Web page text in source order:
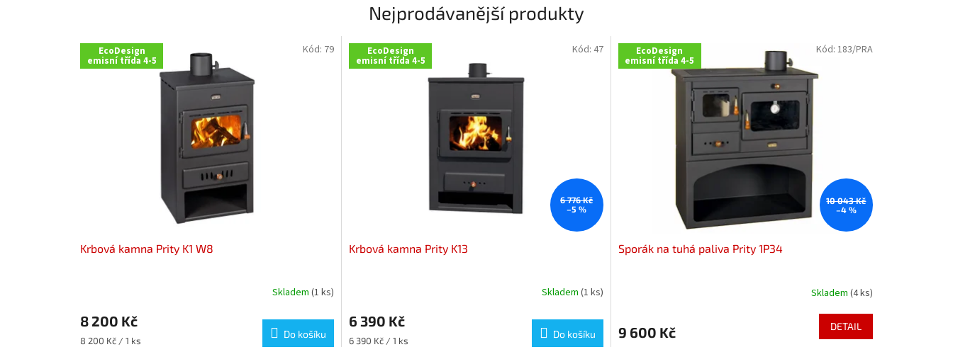
Nejprodávanější produkty
EcoDesign
emisní třída 4-5
Krbová kamna Prity K1 W8
Skladem(1 ks)
8 200 Kč
Měrná
8 200 Kč / 1 ks
Do košíku
Kód: 79 EcoDesign
emisní třída 4-5
6 776 Kč
–5 %
Krbová kamna Prity K13
Skladem (1 ks)
6 390 Kč
Měrná
6 390 Kč / 1 ks
Do košíku
Kód: 47 EcoDesign
emisní třída 4-5
10 043 Kč
–4 %
Sporák na tuhá paliva Prity 1P34
Skladem (4 ks)
9 600 Kč DETAIL
Kód: 183/PRA